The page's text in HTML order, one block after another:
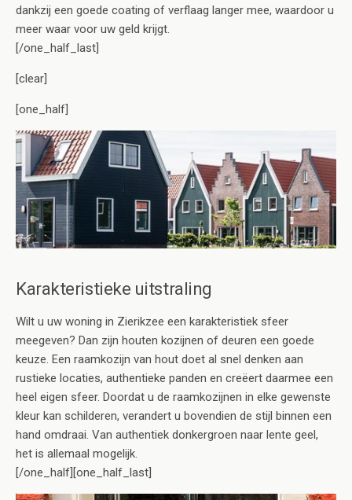
dankzij een goede coating of verflaag langer mee, waardoor u
meer waar voor uw geld krijgt.
[/one_half_last]
[clear]
[one_half]
Karakteristieke uitstraling
Wilt u uw woning in Zierikzee een karakteristiek sfeer
meegeven? Dan zijn houten kozijnen of deuren een goede
keuze. Een raamkozijn van hout doet al snel denken aan
rustieke locaties, authentieke panden en creëert daarmee een
heel eigen sfeer. Doordat u de raamkozijnen in elke gewenste
kleur kan schilderen, verandert u bovendien de stijl binnen een
hand omdraai. Van authentiek donkergroen naar lente geel,
het is allemaal mogelijk.
[/one_half][one_half_last]